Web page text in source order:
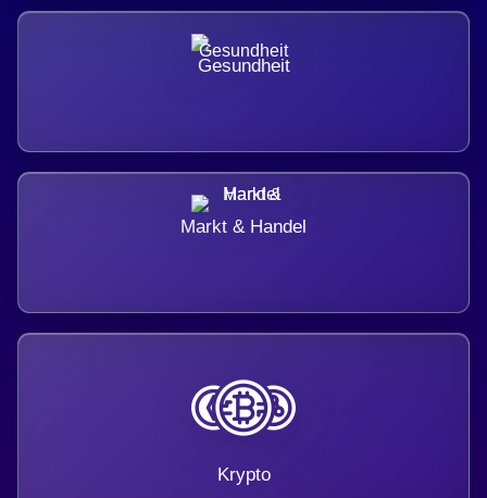
Gesundheit
Markt & Handel
Krypto